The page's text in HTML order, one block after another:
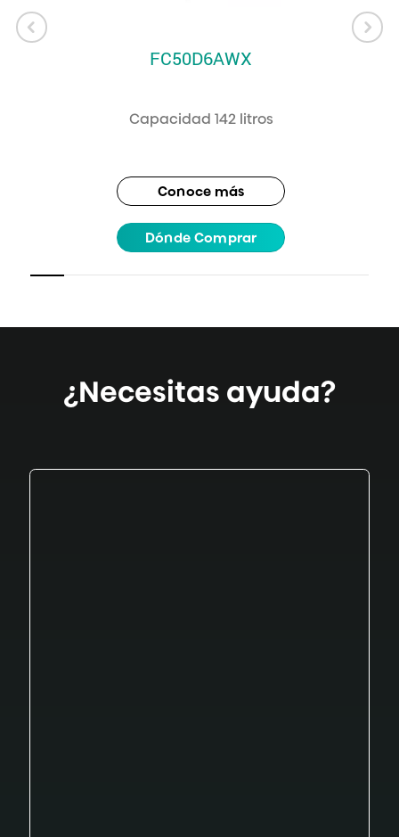
Ancho
891 mm
FC50D6AWX
Capacidad 142 litros
Conoce más
Dónde Comprar
¿Necesitas ayuda?